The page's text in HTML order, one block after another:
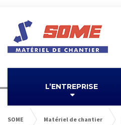
L’ENTREPRISE
SOME Matériel de chantier